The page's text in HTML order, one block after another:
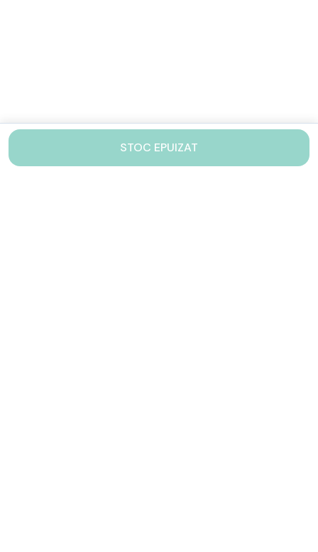
STOC EPUIZAT